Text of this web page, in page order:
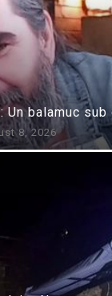
Un balamuc
8, 2026